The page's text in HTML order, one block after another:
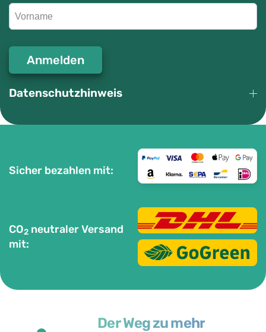
Anmelden
Datenschutzhinweis
Sicher bezahlen mit:
CO2 neutraler Versand
mit:
Der Weg zu mehr